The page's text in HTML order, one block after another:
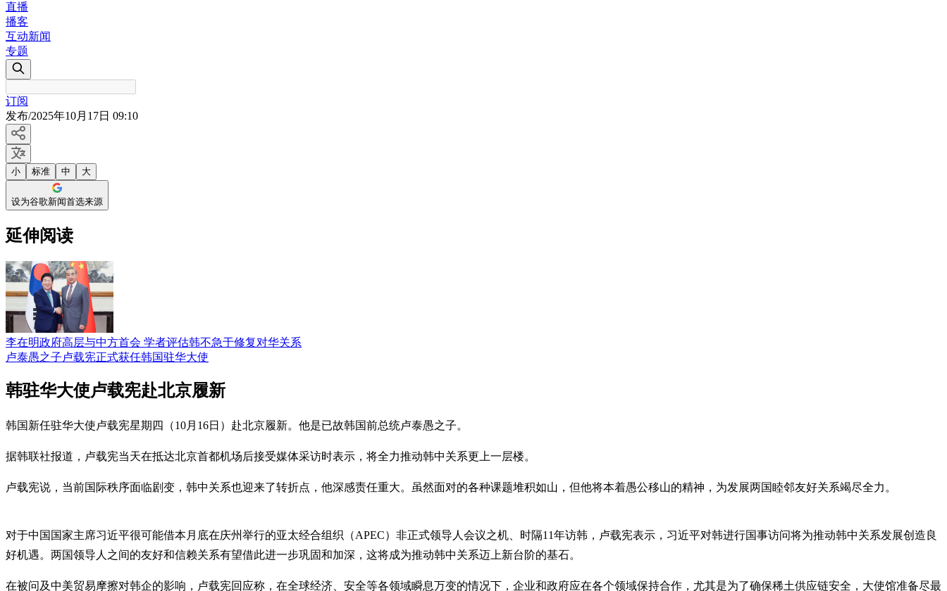
直播
播客
互动新闻
专题
订阅
发布/2025年10月17日 09:10
小 标准 中 大
设为谷歌新闻首选来源
延伸阅读
李在明政府高层与中方首会 学者评估韩不急于修复对华关系
卢泰愚之子卢载宪正式获任韩国驻华大使
韩驻华大使卢载宪赴北京履新
韩国新任驻华大使卢载宪星期四（10月16日）赴北京履新。他是已故韩国前总统卢泰愚之子。
据韩联社报道，卢载宪当天在抵达北京首都机场后接受媒体采访时表示，将全力推动韩中关系更上一层楼。
卢载宪说，当前国际秩序面临剧变，韩中关系也迎来了转折点，他深感责任重大。虽然面对的各种课题堆积如山，但他将本着愚公移山的精神，为发展两国睦邻友好关系竭尽全力。
对于中国国家主席习近平很可能借本月底在庆州举行的亚太经合组织（APEC）非正式领导人会议之机、时隔11年访韩，卢载宪表示，习近平对韩进行国事访问将为推动韩中关系发展创造良
好机遇。两国领导人之间的友好和信赖关系有望借此进一步巩固和加深，这将成为推动韩中关系迈上新台阶的基石。
在被问及中美贸易摩擦对韩企的影响，卢载宪回应称，在全球经济、安全等各领域瞬息万变的情况下，企业和政府应在各个领域保持合作，尤其是为了确保稀土供应链安全，大使馆准备尽最